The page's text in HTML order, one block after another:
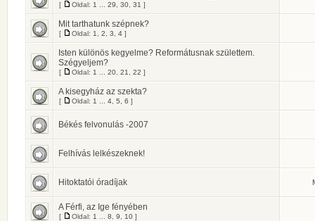
[ Oldal: 1 29 30 31 ]
Mit tarthatunk szépnek?
[ Oldal: 1 2 3 4 ]
Isten különös kegyelme? Reformátusnak születtem.
Szégyeljem?
[ Oldal: 1 20 21 22 ]
A kisegyház az szekta?
[ Oldal: 1 4 5 6 ]
Békés felvonulás -2007
Felhívás lelkészeknek!
Hitoktatói óradíjak
A Férfi, az Ige fényében
[ Oldal: 1 8 9 10 ]